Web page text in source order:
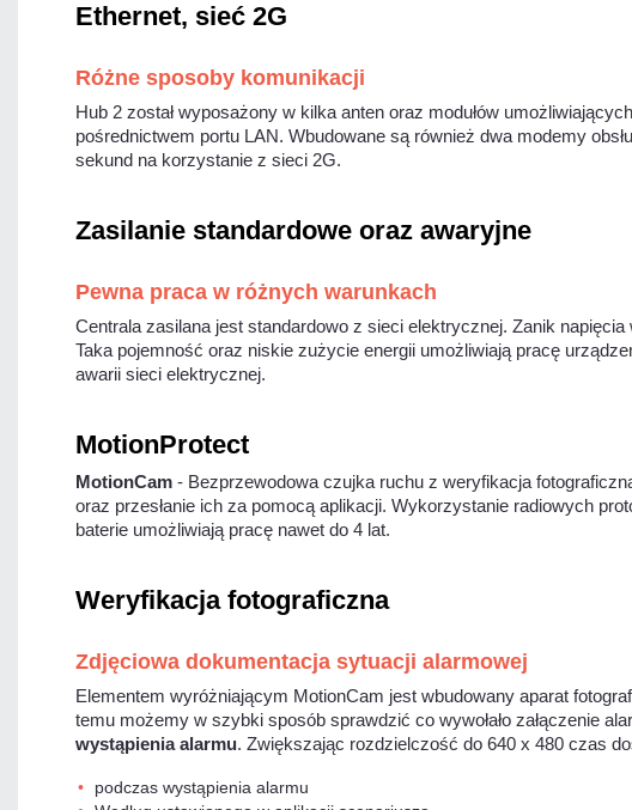
Ethernet, sieć 2G
Różne sposoby komunikacji
Hub 2 został wyposażony w kilka anten oraz modułów
pośrednictwem portu LAN. Wbudowane są również dwa modemy
sekund na korzystanie z sieci 2G.
Zasilanie standardowe oraz awaryjne
Pewna praca w różnych warunkach
Centrala zasilana jest standardowo z sieci elektrycznej. Zanik
Taka pojemność oraz niskie zużycie energii umożliwiają pracę
awarii sieci elektrycznej.
MotionProtect
MotionCam - Bezprzewodowa czujka ruchu z weryfikacja
oraz przesłanie ich za pomocą aplikacji. Wykorzystanie radiowych
baterie umożliwiają pracę nawet do 4 lat.
Weryfikacja fotograficzna
Zdjęciowa dokumentacja sytuacji alarmowej
Elementem wyróżniającym MotionCam jest wbudowany aparat
temu możemy w szybki sposób sprawdzić co wywołało załączenie
wystąpienia alarmu. Zwiększając rozdzielczość do 640 x 480 czas
podczas wystąpienia alarmu